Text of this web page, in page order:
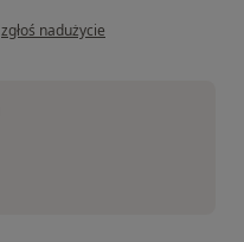
w opinii użytkownika Agata
zgłoś nadużycie